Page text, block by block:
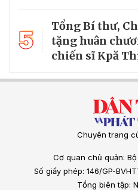
5
Tổng Bí thư,
tặng huân
chiến sĩ Kpă
Chuyên trang
Cơ quan chủ quản:
Số giấy phép: 146/GP-
Tổng biên tập: